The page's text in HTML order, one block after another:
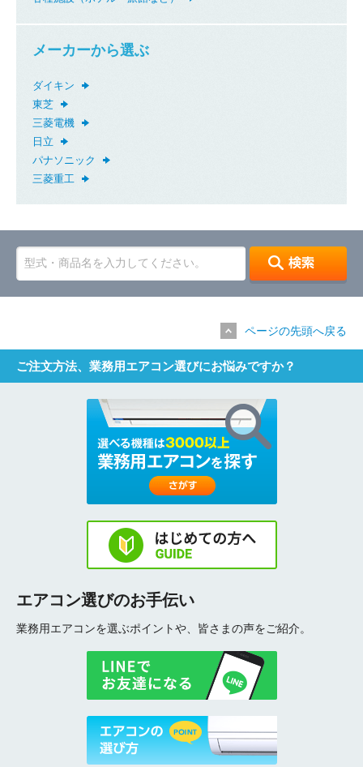
メーカーから選ぶ
ダイキン
東芝
三菱電機
日立
パナソニック
三菱重工
ページの先頭へ戻る
ご注文方法、業務用エアコン選びにお悩みですか？
エアコン選びのお手伝い
業務用エアコンを選ぶポイントや、皆さまの声をご紹介。